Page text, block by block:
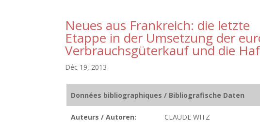
Neues aus Frankreich: die letzte
Etappe in der Umsetzung der
Verbrauchsgüterkauf und die
Déc 19, 2013
Données bibliographiques / Bibliografische Daten
Auteurs / Autoren: CLAUDE WITZ